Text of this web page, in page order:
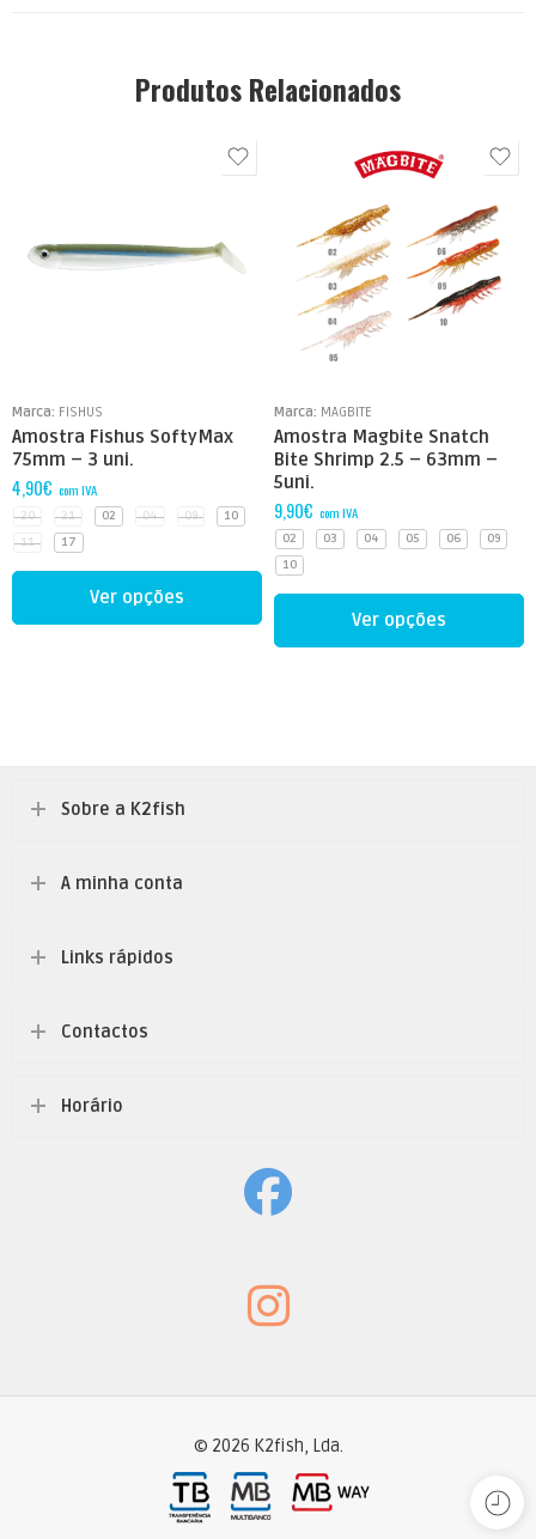
Produtos Relacionados
Marca: FISHUS
Amostra Fishus SoftyMax
75mm – 3 uni.
4,90€ com IVA
20 21 02 04 09
10
11
17
Ver opções
Marca: MAGBITE
Amostra Magbite Snatch
Bite Shrimp 2.5 – 63mm –
5uni.
9,90€ com IVA
02 03 04 05 06
09
10
Ver opções
Sobre a K2fish
A minha conta
Links rápidos
Contactos
Horário
© 2026 K2fish, Lda.